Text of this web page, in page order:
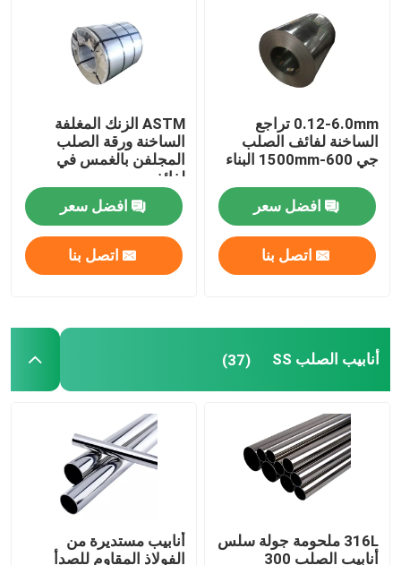
لفائف الصلب المجلفن الملون
قناة شعاع H
قضيب الأسلاك الفولاذية
0.12-6.0mm تراجع
الساخنة لفائف الصلب
جي 600-1500mm البناء
افضل سعر
اتصل بنا
ASTM الزنك المغلفة
الساخنة ورقة الصلب
المجلفن بالغمس في
لفائف
افضل سعر
اتصل بنا
أنابيب الصلب SS (37)
316L ملحومة جولة سلس
أنابيب الصلب 300
أنابيب مستديرة من
الفولاذ المقاوم للصدأ